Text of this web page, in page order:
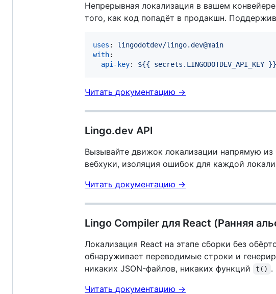
Непрерывная локализация в вашем
того, как код попадёт в продакшн.
uses : lingodotdev/lingo.dev@main
with:
api-key: ${{ secrets.LINGODOTDEV_API_KEY }}
Читать документацию →
Lingo.dev API
Вызывайте движок локализации напрямую из
вебхуки, изоляция ошибок для каждой
Читать документацию →
Lingo Compiler для React (Ранняя
Локализация React на этапе сборки без
обнаруживает переводимые строки и
никаких JSON-файлов, никаких функций
t() .
Читать документацию →